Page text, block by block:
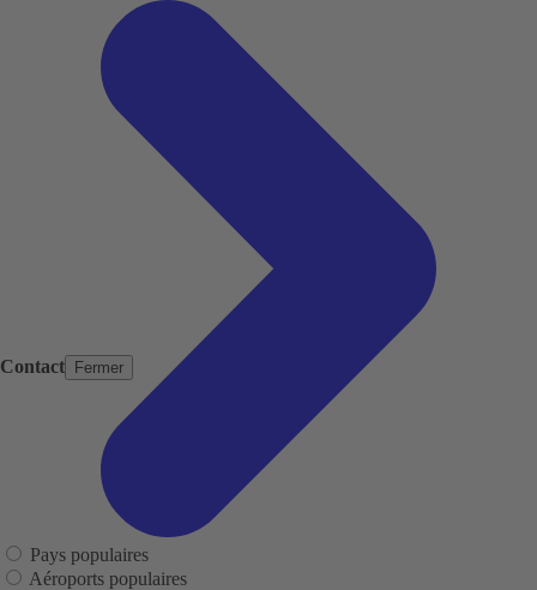
Contact Fermer
Pays populaires
Aéroports populaires